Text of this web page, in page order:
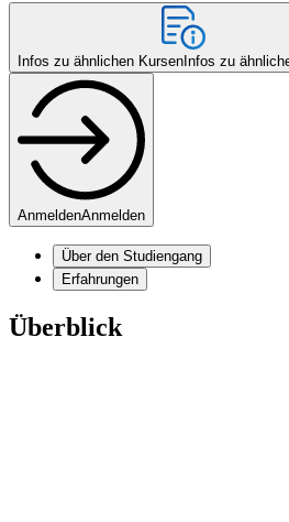
Infos zu ähnlichen Kursen Infos zu
AnmeldenAnmelden
Über den Studiengang
Erfahrungen
Überblick